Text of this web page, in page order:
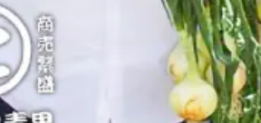
納税の基礎知識
たり診断